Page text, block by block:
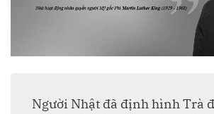
Người Nhật đã định hình Trà